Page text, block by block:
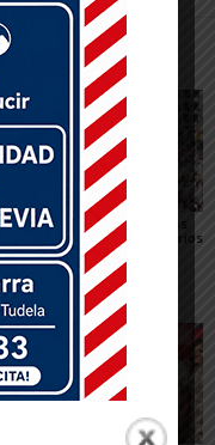
del autor
Gigantes y Cabezudos
en Tudela 2026: horarios
y recorridos en las
Fiestas de Santa Ana